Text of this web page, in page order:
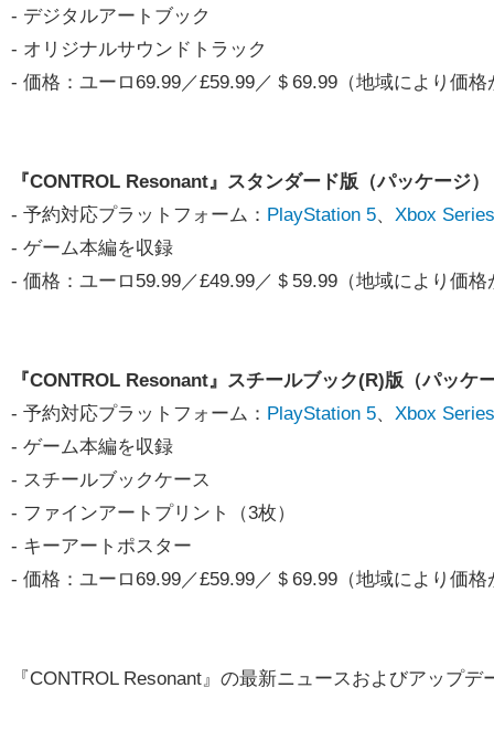
- デジタルアートブック
- オリジナルサウンドトラック
- 価格：ユーロ69.99／£59.99／＄69.99（地域により価
『CONTROL Resonant』スタンダード版（パッケージ）
- 予約対応プラットフォーム： PlayStation 5、 Xbox
- ゲーム本編を収録
- 価格：ユーロ59.99／£49.99／＄59.99（地域により価
『CONTROL Resonant』スチールブック(R)版（パッケ
- 予約対応プラットフォーム： PlayStation 5、 Xbox
- ゲーム本編を収録
- スチールブックケース
- ファインアートプリント（3枚）
- キーアートポスター
- 価格：ユーロ69.99／£59.99／＄69.99（地域により価
『CONTROL Resonant』の最新ニュースおよびアップ